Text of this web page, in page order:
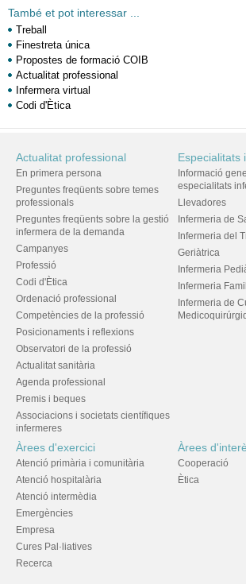
També et pot interessar ...
Treball
Finestreta única
Propostes de formació COIB
Actualitat professional
Infermera virtual
Codi d'Ètica
Actualitat professional
En primera persona
Preguntes freqüents sobre temes
professionals
Preguntes freqüents sobre la gestió
infermera de la demanda
Campanyes
Professió
Codi d'Ètica
Ordenació professional
Competències de la professió
Posicionaments i reflexions
Observatori de la professió
Actualitat sanitària
Agenda professional
Premis i beques
Associacions i societats científiques
infermeres
Especialitats
Informació
especialitats
Llevadores
Infermeria de
Infermeria del
Geriàtrica
Infermeria
Infermeria
Infermeria de
Àrees d'exercici
Atenció primària i comunitària
Atenció hospitalària
Atenció intermèdia
Emergències
Empresa
Cures Pal·liatives
Recerca
Àrees
Cooperació
Ètica